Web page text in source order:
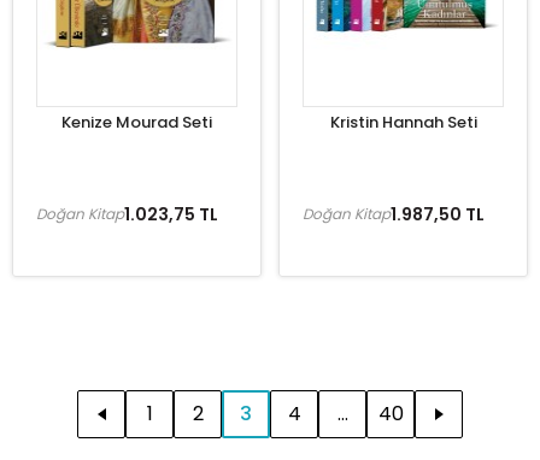
Kenize Mourad Seti
1.023,75 TL
Doğan Kitap
Kristin Hannah Seti
1.987,50 TL
Doğan Kitap
1 2 3 4 ... 40